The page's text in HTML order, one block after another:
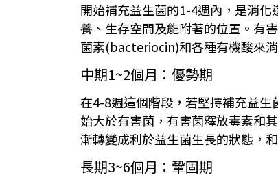
開始補充益生菌的1-4週內，是消
養、生存空間及能附著的位置。有
菌素(bacteriocin)和各種有機酸來
中期1~2個月：優勢期
在4-8週這個階段，若堅持補充益
始大於有害菌，有害菌釋放毒素和
漸轉變成利於益生菌生長的狀態，
長期3~6個月：鞏固期